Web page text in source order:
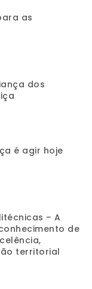
as
dos
é agir hoje
– A
de
territorial